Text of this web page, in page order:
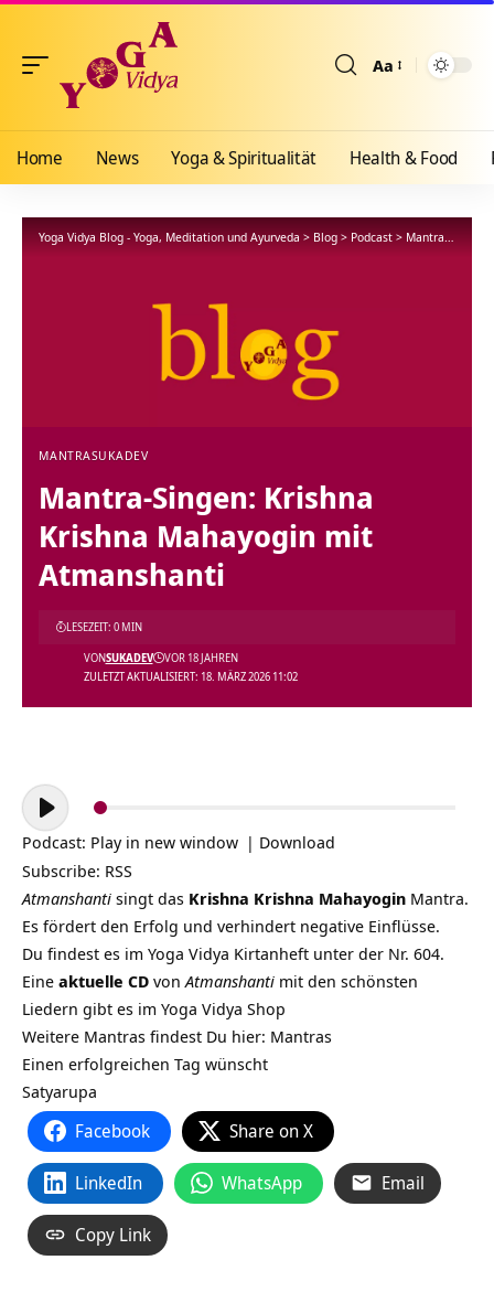
Aa
Home News Yoga & Spiritualität Health & Food
Yoga Vidya Blog - Yoga, Meditation und Ayurveda > Blog > Podcast > Mantra>
MANTRASUKADEV
Mantra-Singen: Krishna
Krishna Mahayogin mit
Atmanshanti
ZULETZT AKTUALISIERT: 18. MÄRZ 2026 11:02
VONSUKADEV VOR 18 JAHREN
LESEZEIT: 0 MIN
Audio-
Player
Podcast: Play in new window | Download
Subscribe: RSS
Atmanshanti singt das Krishna Krishna Mahayogin Mantra.
Es fördert den Erfolg und verhindert negative Einflüsse.
Du findest es im Yoga Vidya Kirtanheft unter der Nr. 604.
Eine aktuelle CD von Atmanshanti mit den schönsten
Liedern gibt es im Yoga Vidya Shop
Weitere Mantras findest Du hier: Mantras
Einen erfolgreichen Tag wünscht
Satyarupa
Facebook Share on X
LinkedIn WhatsApp Email
Copy Link